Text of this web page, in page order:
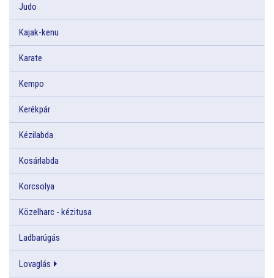
Judo
Kajak-kenu
Karate
Kempo
Kerékpár
Kézilabda
Kosárlabda
Korcsolya
Közelharc - kézitusa
Ladbarúgás
Lovaglás